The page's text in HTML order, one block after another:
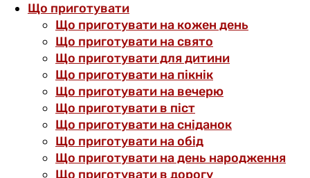
Що приготувати
Що приготувати на кожен день
Що приготувати на свято
Що приготувати для дитини
Що приготувати на пікнік
Що приготувати на вечерю
Що приготувати в піст
Що приготувати на сніданок
Що приготувати на обід
Що приготувати на день народження
Що приготувати в дорогу